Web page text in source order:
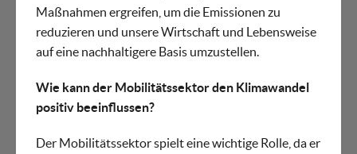
Maßnahmen ergreifen, um die Emissionen zu
reduzieren und unsere Wirtschaft und Lebensweise
auf eine nachhaltigere Basis umzustellen.
Wie kann der Mobilitätssektor den Klimawandel
positiv beeinflussen?
Der Mobilitätssektor spielt eine wichtige Rolle, da er